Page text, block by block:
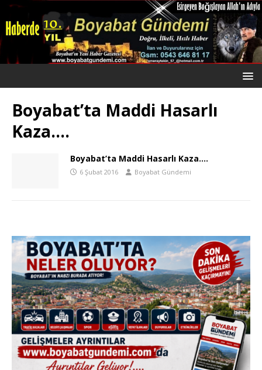
Boyabat’ta Maddi Hasarlı
Kaza….
Boyabat’ta Maddi Hasarlı Kaza….
6 Şubat 2016 Boyabat Gündemi